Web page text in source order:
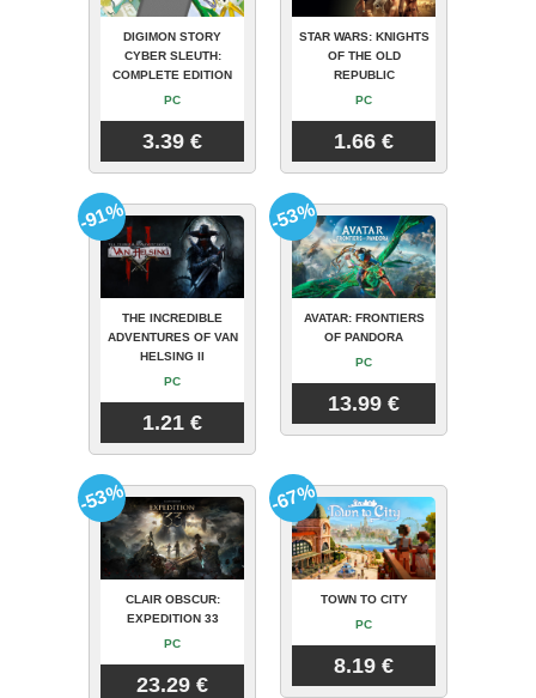
DIGIMON STORY
CYBER SLEUTH:
COMPLETE EDITION
PC
3.39 €
STAR WARS: KNIGHTS
OF THE OLD
REPUBLIC
PC
1.66 €
THE INCREDIBLE
ADVENTURES OF VAN
HELSING II
PC
1.21 €
-91%
AVATAR: FRONTIERS
OF PANDORA
PC
13.99 €
-53%
CLAIR OBSCUR:
EXPEDITION 33
PC
23.29 €
-53%
TOWN TO CITY
PC
8.19 €
-67%